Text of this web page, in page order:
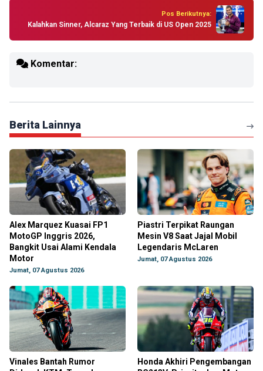
Pos Berikutnya:
Kalahkan Sinner, Alcaraz Yang Terbaik di US Open 2025
Komentar:
Berita Lainnya
Alex Marquez Kuasai FP1
MotoGP Inggris 2026,
Bangkit Usai Alami Kendala
Motor
Jumat, 07 Agustus 2026
Piastri Terpikat Raungan
Mesin V8 Saat Jajal Mobil
Legendaris McLaren
Jumat, 07 Agustus 2026
Vinales Bantah Rumor
Honda Akhiri Pengembangan